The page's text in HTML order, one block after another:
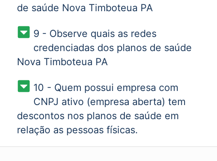
de saúde Nova Timboteua PA
9 - Observe quais as redes
credenciadas dos planos de saúde
Nova Timboteua PA
10 - Quem possui empresa com
CNPJ ativo (empresa aberta) tem
descontos nos planos de saúde em
relação as pessoas físicas.